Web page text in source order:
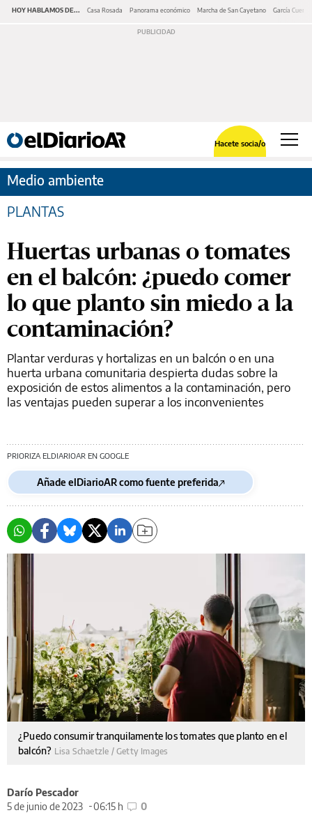
HOY HABLAMOS DE... Casa Rosada Panorama económico Marcha de San Cayetano García Cuerva
Hacete socia/o
Medio ambiente
PLANTAS
Huertas urbanas o tomates
en el balcón: ¿puedo comer
lo que planto sin miedo a la
contaminación?
Plantar verduras y hortalizas en un balcón o en una
huerta urbana comunitaria despierta dudas sobre la
exposición de estos alimentos a la contaminación, pero
las ventajas pueden superar a los inconvenientes
PRIORIZA ELDIARIOAR EN GOOGLE
Añade elDiarioAR como fuente preferida
¿Puedo consumir tranquilamente los tomates que planto en el
balcón? Lisa Schaetzle / Getty Images
Darío Pescador
5 de junio de 2023
06:15 h 0